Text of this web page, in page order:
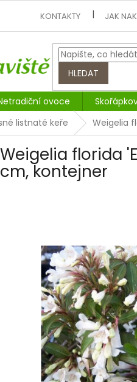
KONTAKTY JAK
HLEDAT
ovoce
listnaté keře Weigelia
Weigelia florida
cm, kontejner